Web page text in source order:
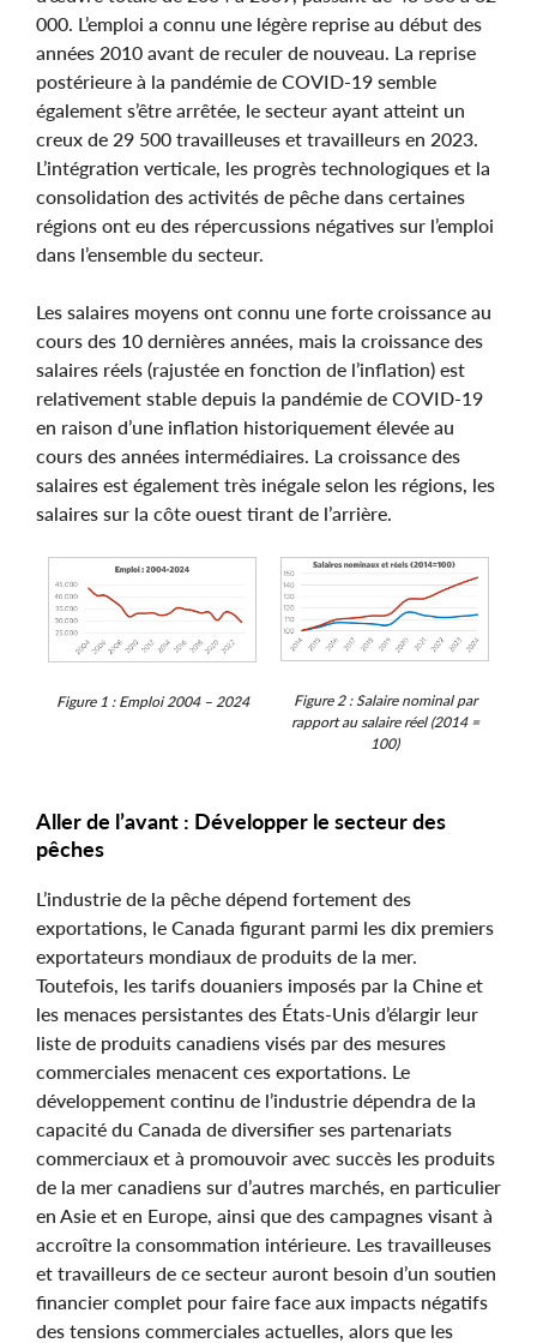
000. L’emploi a connu une légère reprise au début des
années 2010 avant de reculer de nouveau. La reprise
postérieure à la pandémie de COVID-19 semble
également s’être arrêtée, le secteur ayant atteint un
creux de 29 500 travailleuses et travailleurs en 2023.
L’intégration verticale, les progrès technologiques et la
consolidation des activités de pêche dans certaines
régions ont eu des répercussions négatives sur l’emploi
dans l’ensemble du secteur.
Les salaires moyens ont connu une forte croissance au
cours des 10 dernières années, mais la croissance des
salaires réels (rajustée en fonction de l’inflation) est
relativement stable depuis la pandémie de COVID-19
en raison d’une inflation historiquement élevée au
cours des années intermédiaires. La croissance des
salaires est également très inégale selon les régions, les
salaires sur la côte ouest tirant de l’arrière.
Figure 1 : Emploi 2004 – 2024
Figure 2 : Salaire nominal par
rapport au salaire réel (2014 =
100)
Aller de l’avant : Développer le secteur des
pêches
L’industrie de la pêche dépend fortement des
exportations, le Canada figurant parmi les dix premiers
exportateurs mondiaux de produits de la mer.
Toutefois, les tarifs douaniers imposés par la Chine et
les menaces persistantes des États-Unis d’élargir leur
liste de produits canadiens visés par des mesures
commerciales menacent ces exportations. Le
développement continu de l’industrie dépendra de la
capacité du Canada de diversifier ses partenariats
commerciaux et à promouvoir avec succès les produits
de la mer canadiens sur d’autres marchés, en particulier
en Asie et en Europe, ainsi que des campagnes visant à
accroître la consommation intérieure. Les travailleuses
et travailleurs de ce secteur auront besoin d’un soutien
financier complet pour faire face aux impacts négatifs
des tensions commerciales actuelles, alors que les